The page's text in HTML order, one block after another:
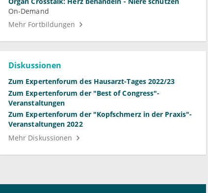
On-Demand
Mehr Fortbildungen
Diskussionen
Zum Expertenforum des Hausarzt-Tages 2022/23
Zum Expertenforum der "Best of Congress"-
Veranstaltungen
Zum Expertenforum der "Kopfschmerz in der Praxis"-
Veranstaltungen 2022
Mehr Diskussionen